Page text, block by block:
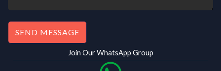
SEND MESSAGE
Join Our WhatsApp Group